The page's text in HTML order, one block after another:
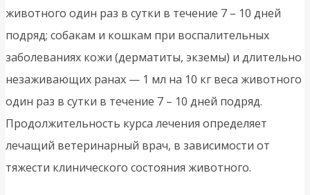
животного один раз в сутки в течение 7 – 10 дней
подряд; собакам и кошкам при воспалительных
заболеваниях кожи (дерматиты, экземы) и длительно
незаживающих ранах — 1 мл на 10 кг веса животного
один раз в сутки в течение 7 – 10 дней подряд.
Продолжительность курса лечения определяет
лечащий ветеринарный врач, в зависимости от
тяжести клинического состояния животного.